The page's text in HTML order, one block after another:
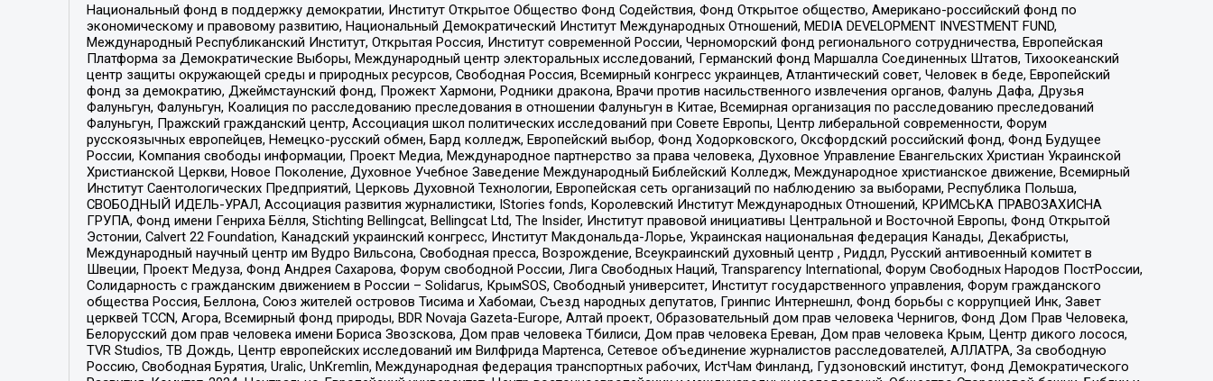
Национальный фонд в поддержку демократии, Институт Открытое Общество Фонд Содействия, Фонд Открытое общество, Американо-российский фонд по
экономическому и правовому развитию, Национальный Демократический Институт Международных Отношений, MEDIA DEVELOPMENT INVESTMENT FUND,
Международный Республиканский Институт, Открытая Россия, Институт современной России, Черноморский фонд регионального сотрудничества, Европейская
Платформа за Демократические Выборы, Международный центр электоральных исследований, Германский фонд Маршалла Соединенных Штатов, Тихоокеанский
центр защиты окружающей среды и природных ресурсов, Свободная Россия, Всемирный конгресс украинцев, Атлантический совет, Человек в беде, Европейский
фонд за демократию, Джеймстаунский фонд, Прожект Хармони, Родники дракона, Врачи против насильственного извлечения органов, Фалунь Дафа, Друзья
Фалуньгун, Фалуньгун, Коалиция по расследованию преследования в отношении Фалуньгун в Китае, Всемирная организация по расследованию преследований
Фалуньгун, Пражский гражданский центр, Ассоциация школ политических исследований при Совете Европы, Центр либеральной современности, Форум
русскоязычных европейцев, Немецко-русский обмен, Бард колледж, Европейский выбор, Фонд Ходорковского, Оксфордский российский фонд, Фонд Будущее
России, Компания свободы информации, Проект Медиа, Международное партнерство за права человека, Духовное Управление Евангельских Христиан Украинской
Христианской Церкви, Новое Поколение, Духовное Учебное Заведение Международный Библейский Колледж, Международное христианское движение, Всемирный
Институт Саентологических Предприятий, Церковь Духовной Технологии, Европейская сеть организаций по наблюдению за выборами, Республика Польша,
СВОБОДНЫЙ ИДЕЛЬ-УРАЛ, Ассоциация развития журналистики, IStories fonds, Королевский Институт Международных Отношений, КРИМСЬКА ПРАВОЗАХИСНА
ГРУПА, Фонд имени Генриха Бёлля, Stichting Bellingcat, Bellingcat Ltd, The Insider, Институт правовой инициативы Центральной и Восточной Европы, Фонд Открытой
Эстонии, Calvert 22 Foundation, Канадский украинский конгресс, Институт Макдональда-Лорье, Украинская национальная федерация Канады, Декабристы,
Международный научный центр им Вудро Вильсона, Свободная пресса, Возрождение, Всеукраинский духовный центр , Риддл, Русский антивоенный комитет в
Швеции, Проект Медуза, Фонд Андрея Сахарова, Форум свободной России, Лига Свободных Наций, Transparеncy International, Форум Свободных Народов ПостРоссии,
Солидарность с гражданским движением в России – Solidarus, КрымSOS, Свободный университет, Институт государственного управления, Форум гражданского
общества Россия, Беллона, Союз жителей островов Тисима и Хабомаи, Съезд народных депутатов, Гринпис Интернешнл, Фонд борьбы с коррупцией Инк, Завет
церквей TCCN, Агора, Всемирный фонд природы, BDR Novaja Gazeta-Europe, Алтай проект, Образовательный дом прав человека Чернигов, Фонд Дом Прав Человека,
Белорусский дом прав человека имени Бориса Звозскова, Дом прав человека Тбилиси, Дом прав человека Ереван, Дом прав человека Крым, Центр дикого лосося,
TVR Studios, ТВ Дождь, Центр европейских исследований им Вилфрида Мартенса, Сетевое объединение журналистов расследователей, АЛЛАТРА, За свободную
Россию, Свободная Бурятия, Uralic, UnKremlin, Международная федерация транспортных рабочих, ИстЧам Финланд, Гудзоновский институт, Фонд Демократического